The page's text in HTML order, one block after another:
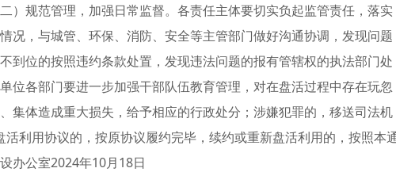
）规范管理，加强日常监督。各责任主体要切实负起监管责任，落实
况，与城管、环保、消防、安全等主管部门做好沟通协调，发现问题
到位的按照违约条款处置，发现违法问题的报有管辖权的执法部门处
位各部门要进一步加强干部队伍教育管理，对在盘活过程中存在玩忽
集体造成重大损失，给予相应的行政处分；涉嫌犯罪的，移送司法机
利用协议的，按原协议履约完毕，续约或重新盘活利用的，按照本
办公室2024年10月18日